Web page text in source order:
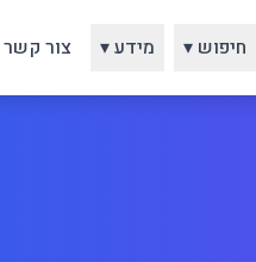
חיפוש ▾ מידע ▾ צור קשר